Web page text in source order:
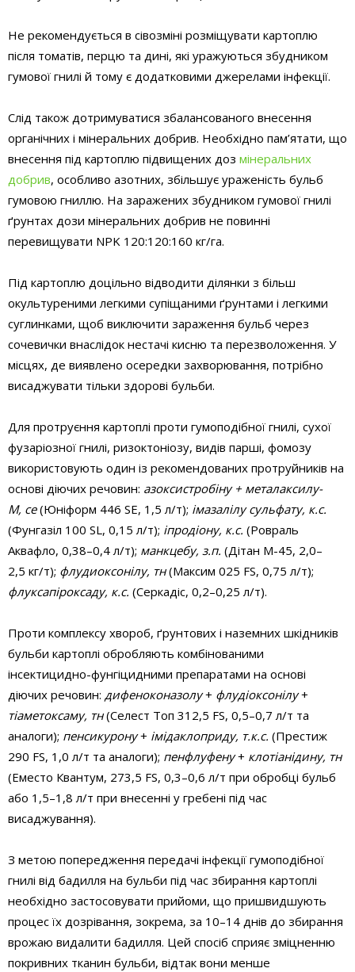
Не рекомендується в сівозміні розміщувати картоплю
після томатів, перцю та дині, які уражуються збудником
гумової гнилі й тому є додатковими джерелами інфекції.
Слід також дотримуватися збалансованого внесення
органічних і мінеральних добрив. Необхідно пам’ятати, що
внесення під картоплю підвищених доз мінеральних
добрив, особливо азотних, збільшує ураженість бульб
гумовою гниллю. На заражених збудником гумової гнилі
ґрунтах дози мінеральних добрив не повинні
перевищувати NPK 120:120:160 кг/га.
Під картоплю доцільно відводити ділянки з більш
окультуреними легкими супіщаними ґрунтами і легкими
суглинками, щоб виключити зараження бульб через
сочевички внаслідок нестачі кисню та перезволоження. У
місцях, де виявлено осередки захворювання, потрібно
висаджувати тільки здорові бульби.
Для протруєння картоплі проти гумоподібної гнилі, сухої
фузаріозної гнилі, ризоктоніозу, видів парші, фомозу
використовують один із рекомендованих протруйників на
основі діючих речовин: азоксистробіну + металаксилу-
М, се(Юніформ 446 SE, 1,5 л/т); імазалілу сульфату, к.с.
(Фунгазіл 100 SL, 0,15 л/т); іпродіону, к.с. (Ровраль
Аквафло, 0,38–0,4 л/т); манкцебу, з.п. (Дітан М-45, 2,0–
2,5 кг/т); флудиоксонілу, тн(Максим 025 FS, 0,75 л/т);
флуксапіроксаду, к.с. (Серкадіс, 0,2–0,25 л/т).
Проти комплексу хвороб, ґрунтових і наземних шкідників
бульби картоплі обробляють комбінованими
інсектицидно-фунгіцидними препаратами на основі
діючих речовин: дифеноконазолу+ флудіоксонілу+
тіаметоксаму, тн(Селест Топ 312,5 FS, 0,5–0,7 л/т та
аналоги); пенсикурону+ імідаклоприду, т.к.с. (Престиж
290 FS, 1,0 л/т та аналоги); пенфлуфену+ клотіанідину, тн
(Еместо Квантум, 273,5 FS, 0,3–0,6 л/т при обробці бульб
або 1,5–1,8 л/т при внесенні у гребені під час
висаджування).
З метою попередження передачі інфекції гумоподібної
гнилі від бадилля на бульби під час збирання картоплі
необхідно застосовувати прийоми, що пришвидшують
процес їх дозрівання, зокрема, за 10–14 днів до збирання
врожаю видалити бадилля. Цей спосіб сприяє зміцненню
покривних тканин бульби, відтак вони менше